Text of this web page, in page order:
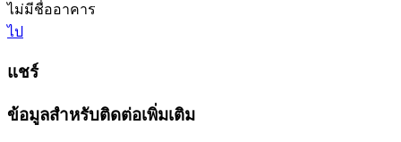
ไม่มีชื่ออาคาร
ไป
แชร์
ข้อมูลสำหรับติดต่อเพิ่มเติม